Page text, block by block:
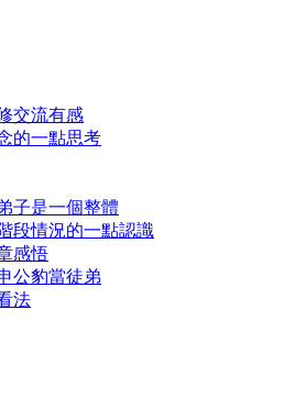
交流有感
的一點思考
子是一個整體
段情況的一點認識
感悟
公豹當徒弟
法